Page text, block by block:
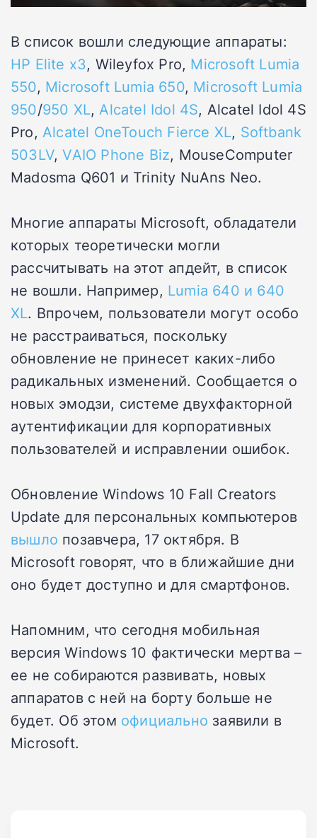
В список вошли следующие аппараты:
HP Elite x3, Wileyfox Pro, Microsoft Lumia
550, Microsoft Lumia 650, Microsoft Lumia
950/950 XL,Alcatel Idol 4S, Alcatel Idol 4S
Pro, Alcatel OneTouch Fierce XL, Softbank
503LV,VAIO Phone Biz, MouseComputer
Madosma Q601 и Trinity NuAns Neo.
Многие аппараты Microsoft, обладатели
которых теоретически могли
рассчитывать на этот апдейт, в список
не вошли. Например, Lumia 640 и 640
XL. Впрочем, пользователи могут особо
не расстраиваться, поскольку
обновление не принесет каких-либо
радикальных изменений. Сообщается о
новых эмодзи, системе двухфакторной
аутентификации для корпоративных
пользователей и исправлении ошибок.
Обновление Windows 10 Fall Creators
Update для персональных компьютеров
вышло позавчера, 17 октября. В
Microsoft говорят, что в ближайшие дни
оно будет доступно и для смартфонов.
Напомним, что сегодня мобильная
версия Windows 10 фактически мертва –
ее не собираются развивать, новых
аппаратов с ней на борту больше не
будет. Об этом официально заявили в
Microsoft.